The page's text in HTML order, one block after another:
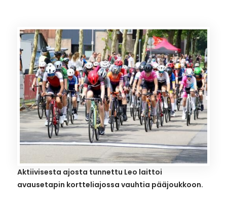
Aktiivisesta ajosta tunnettu Leo laittoi
avausetapin kortteliajossa vauhtia pääjoukkoon.